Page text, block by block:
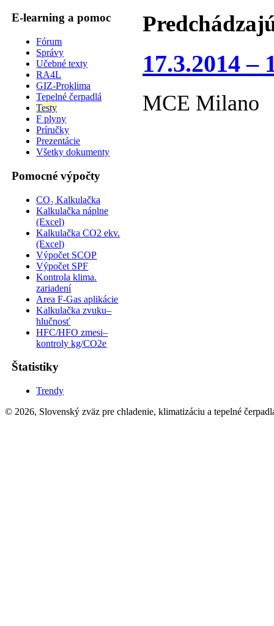
E-learning a pomoc
Fórum
Správy
Učebné texty
RA4L
GIZ-Proklima
Tepelné čerpadlá
Testy
F plyny
Príručky
Prezentácie
Všetky dokumenty
Pomocné výpočty
CO₂ Kalkulačka
Kalkulačka náplne
(Excel)
Kalkulačka CO2 ekv.
(Excel)
Výpočet SCOP
Výpočet SPF
Kontrola klima.
zariadení
Area F-Gas aplikácie
Kalkulačka zvuku–
hlučnosť
HFC/HFO zmesi–
kontroly kg/CO2e
Štatistiky
Trendy
17.3.2014 –
MCE Milano
© 2026, Slovenský zväz pre chladenie, klimatizáciu a tepelné